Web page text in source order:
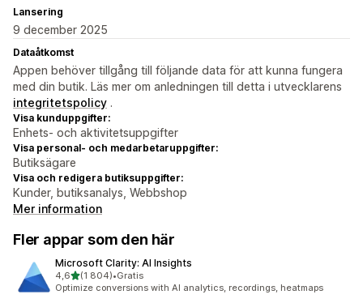
Lansering
9 december 2025
Dataåtkomst
Appen behöver tillgång till följande data för att kunna fungera
med din butik. Läs mer om anledningen till detta i utvecklarens
integritetspolicy .
Visa kunduppgifter:
Enhets- och aktivitetsuppgifter
Visa personal- och medarbetaruppgifter:
Butiksägare
Visa och redigera butiksuppgifter:
Kunder, butiksanalys, Webbshop
Mer information
Fler appar som den här
Microsoft Clarity: AI Insights
4,6av 5 stjärnor
(1 804)
1804 recensioner totalt
•Gratis
Optimize conversions with AI analytics, recordings, heatmaps